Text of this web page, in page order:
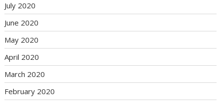
July 2020
June 2020
May 2020
April 2020
March 2020
February 2020